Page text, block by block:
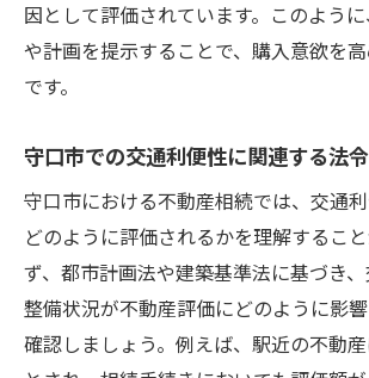
因として評価されています。このよう
や計画を提示することで、購入意欲を
です。
守口市での交通利便性に関連する法
守口市における不動産相続では、交通
どのように評価されるかを理解するこ
ず、都市計画法や建築基準法に基づき
整備状況が不動産評価にどのように影
確認しましょう。例えば、駅近の不動